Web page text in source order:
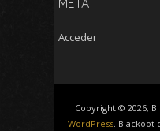
META
Acceder
Copyright © 2026,
WordPress. Blackoot